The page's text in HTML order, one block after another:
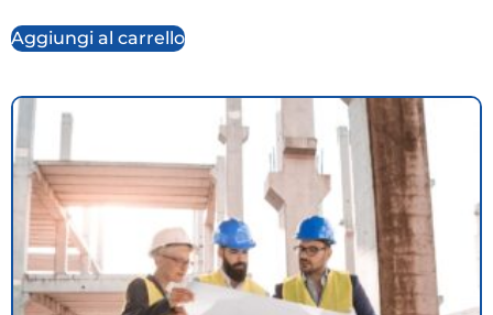
Aggiungi al carrello